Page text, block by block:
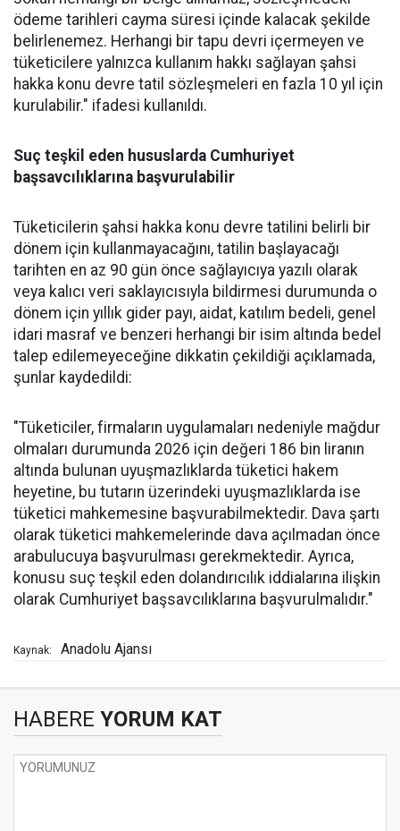
ödeme tarihleri cayma süresi içinde kalacak şekilde
belirlenemez. Herhangi bir tapu devri içermeyen ve
tüketicilere yalnızca kullanım hakkı sağlayan şahsi
hakka konu devre tatil sözleşmeleri en fazla 10 yıl için
kurulabilir." ifadesi kullanıldı.
Suç teşkil eden hususlarda Cumhuriyet
başsavcılıklarına başvurulabilir
Tüketicilerin şahsi hakka konu devre tatilini belirli bir
dönem için kullanmayacağını, tatilin başlayacağı
tarihten en az 90 gün önce sağlayıcıya yazılı olarak
veya kalıcı veri saklayıcısıyla bildirmesi durumunda o
dönem için yıllık gider payı, aidat, katılım bedeli, genel
idari masraf ve benzeri herhangi bir isim altında bedel
talep edilemeyeceğine dikkatin çekildiği açıklamada,
şunlar kaydedildi:
"Tüketiciler, firmaların uygulamaları nedeniyle mağdur
olmaları durumunda 2026 için değeri 186 bin liranın
altında bulunan uyuşmazlıklarda tüketici hakem
heyetine, bu tutarın üzerindeki uyuşmazlıklarda ise
tüketici mahkemesine başvurabilmektedir. Dava şartı
olarak tüketici mahkemelerinde dava açılmadan önce
arabulucuya başvurulması gerekmektedir. Ayrıca,
konusu suç teşkil eden dolandırıcılık iddialarına ilişkin
olarak Cumhuriyet başsavcılıklarına başvurulmalıdır."
Kaynak: Anadolu Ajansı
HABERE YORUM KAT